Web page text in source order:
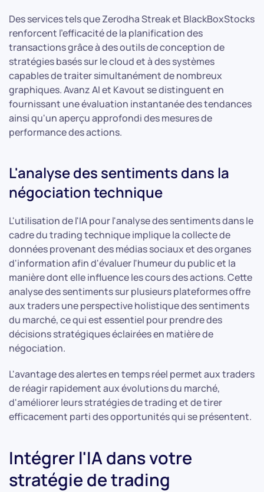
Des services tels que Zerodha Streak et BlackBoxStocks
renforcent l'efficacité de la planification des
transactions grâce à des outils de conception de
stratégies basés sur le cloud et à des systèmes
capables de traiter simultanément de nombreux
graphiques. Avanz AI et Kavout se distinguent en
fournissant une évaluation instantanée des tendances
ainsi qu'un aperçu approfondi des mesures de
performance des actions.
L'analyse des sentiments dans la
négociation technique
L'utilisation de l'IA pour l'analyse des sentiments dans le
cadre du trading technique implique la collecte de
données provenant des médias sociaux et des organes
d'information afin d'évaluer l'humeur du public et la
manière dont elle influence les cours des actions. Cette
analyse des sentiments sur plusieurs plateformes offre
aux traders une perspective holistique des sentiments
du marché, ce qui est essentiel pour prendre des
décisions stratégiques éclairées en matière de
négociation.
L'avantage des alertes en temps réel permet aux traders
de réagir rapidement aux évolutions du marché,
d'améliorer leurs stratégies de trading et de tirer
efficacement parti des opportunités qui se présentent.
Intégrer l'IA dans votre
stratégie de trading